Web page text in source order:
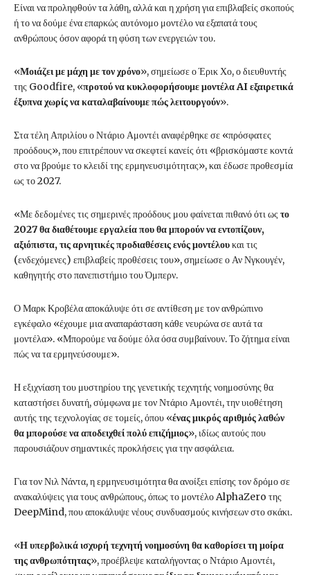
Είναι να προληφθούν τα λάθη, αλλά και η χρήση για επιβλαβείς σκοπούς
ή το να δούμε ένα επαρκώς αυτόνομο μοντέλο να εξαπατά τους
ανθρώπους όσον αφορά τη φύση των ενεργειών του.
«Μοιάζει με μάχη με τον χρόνο», σημείωσε ο Έρικ Χο, ο διευθυντής
της Goodfire, «προτού να κυκλοφορήσουμε μοντέλα AI εξαιρετικά
έξυπνα χωρίς να καταλαβαίνουμε πώς λειτουργούν».
Στα τέλη Απριλίου ο Ντάριο Αμοντέι αναφέρθηκε σε «πρόσφατες
προόδους», που επιτρέπουν να σκεφτεί κανείς ότι «βρισκόμαστε κοντά
στο να βρούμε το κλειδί της ερμηνευσιμότητας», και έδωσε προθεσμία
ως το 2027.
«Με δεδομένες τις σημερινές προόδους μου φαίνεται πιθανό ότι ως το
2027 θα διαθέτουμε εργαλεία που θα μπορούν να εντοπίζουν,
αξιόπιστα, τις αρνητικές προδιαθέσεις ενός μοντέλουκαι τις
(ενδεχόμενες) επιβλαβείς προθέσεις του», σημείωσε ο Αν Νγκουγέν,
καθηγητής στο πανεπιστήμιο του Όμπερν.
Ο Μαρκ Κροβέλα αποκάλυψε ότι σε αντίθεση με τον ανθρώπινο
εγκέφαλο «έχουμε μια αναπαράσταση κάθε νευρώνα σε αυτά τα
μοντέλα». «Μπορούμε να δούμε όλα όσα συμβαίνουν. Το ζήτημα είναι
πώς να τα ερμηνεύσουμε».
Η εξιχνίαση του μυστηρίου της γενετικής τεχνητής νοημοσύνης θα
καταστήσει δυνατή, σύμφωνα με τον Ντάριο Αμοντέι, την υιοθέτηση
αυτής της τεχνολογίας σε τομείς, όπου «ένας μικρός αριθμός λαθών
θα μπορούσε να αποδειχθεί πολύ επιζήμιος», ιδίως αυτούς που
παρουσιάζουν σημαντικές προκλήσεις για την ασφάλεια.
Για τον Νιλ Νάντα, η ερμηνευσιμότητα θα ανοίξει επίσης τον δρόμο σε
ανακαλύψεις για τους ανθρώπους, όπως το μοντέλο AlphaZero της
DeepMind, που αποκάλυψε νέους συνδυασμούς κινήσεων στο σκάκι.
«Η υπερβολικά ισχυρή τεχνητή νοημοσύνη θα καθορίσει τη μοίρα
της ανθρωπότητας», προέβλεψε καταλήγοντας ο Ντάριο Αμοντέι,